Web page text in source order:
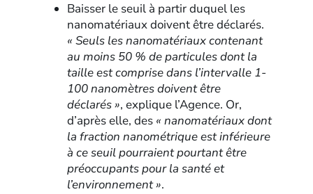
Baisser le seuil à partir duquel les
nanomatériaux doivent être déclarés.
« Seuls les nanomatériaux contenant
au moins 50 % de particules dont la
taille est comprise dans l’intervalle 1-
100 nanomètres doivent être
déclarés », explique l’Agence. Or,
d’après elle, des « nanomatériaux dont
la fraction nanométrique est inférieure
à ce seuil pourraient pourtant être
préoccupants pour la santé et
l’environnement ».